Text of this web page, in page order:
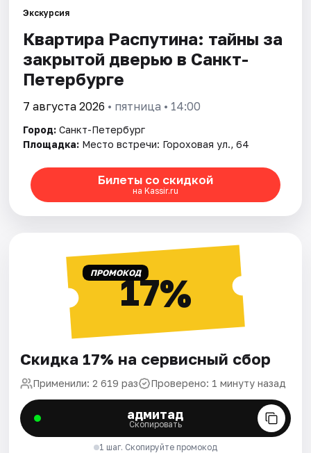
Города
Площадки
Артисты
Рейтинги
Экскурсия
Квартира Распутина: тайны за
закрытой дверью в Санкт-
Петербурге
7 августа 2026 • пятница • 14:00
Город: Санкт-Петербург
Площадка: Место встречи: Гороховая ул., 64
Билеты со скидкой
на Kassir.ru
ПРОМОКОД17%
Скидка 17% на сервисный сбор
Применили: 2 619 раз Проверено: 1 минуту назад
адмитад
Скопировать
1 шаг. Скопируйте промокод